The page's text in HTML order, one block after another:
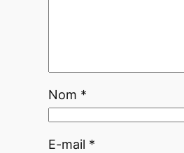
Nom *
E-mail *